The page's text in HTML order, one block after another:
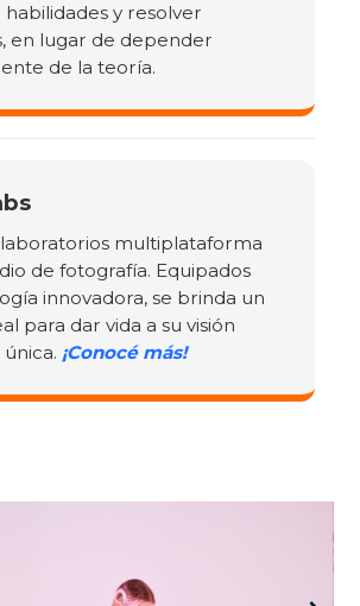
y resolver
en lugar de depender
de la teoría.
multiplataforma
de fotografía. Equipados
innovadora, se brinda un
para dar vida a su visión
¡Conocé más!